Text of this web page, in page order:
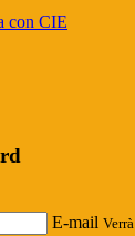
con CIE
E-mail